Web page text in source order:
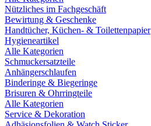
Nützliches im Fachgeschäft
Bewirtung & Geschenke
Handtücher, Küchen- & Toilettenpapier
Hygieneartikel
Alle Kategorien
Schmuckersatzteile
Anhängerschlaufen
Binderinge & Biegeringe
Brisuren & Ohrringteile
Alle Kategorien
Service & Dekoration